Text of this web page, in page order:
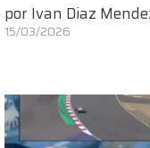
por Ivan Diaz
15/03/2026